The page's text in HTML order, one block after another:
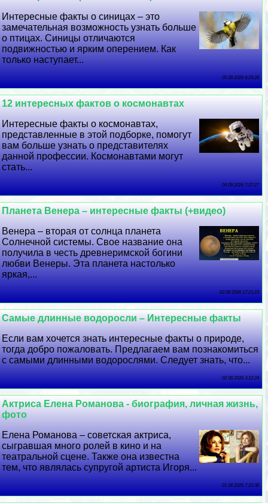
Интересные факты о синицах – это
замечательная возможность узнать больше
о птицах. Синицы отличаются
подвижностью и ярким оперением. Как
только наступает...
05 08 2026 8:25:28
12 интересных фактов о космонавтах
Интересные факты о космонавтах,
представленные в этой подборке, помогут
вам больше узнать о представителях
данной профессии. Космонавтами могут
стать...
04 08 2026 7:37:27
Планета Венера – интересные факты (+видео)
Венера – вторая от солнца планета
Солнечной системы. Свое название она
получила в честь древнеримской богини
любви Венеры. Эта планета настолько
яркая,...
03 08 2026 17:21:23
Самые длинные водоросли – Интересные факты
Если вам хочется знать интересные факты о природе,
тогда добро пожаловать. Предлагаем вам познакомиться
с самыми длинными водорослями. Следует знать, что...
02 08 2026 3:12:24
Актриса Елена Романова - биография, личная жизнь,
фото
Елена Романова – советская актриса,
сыгравшая много ролей в кино и на
театральной сцене. Также она известна
тем, что являлась супругой артиста Игоря...
01 08 2026 7:22:38